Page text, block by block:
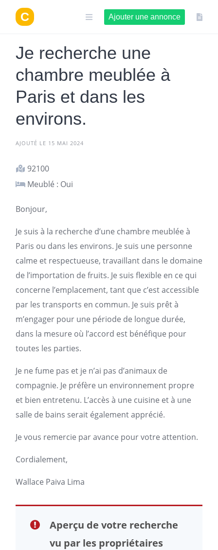
contenu
Ajouter une annonce
Je recherche une
chambre meublée à
Paris et dans les
environs.
AJOUTÉ LE 15 MAI 2024
92100
Meublé : Oui
Bonjour,
Je suis à la recherche d’une chambre meublée à
Paris ou dans les environs. Je suis une personne
calme et respectueuse, travaillant dans le domaine
de l’importation de fruits. Je suis flexible en ce qui
concerne l’emplacement, tant que c’est accessible
par les transports en commun. Je suis prêt à
m’engager pour une période de longue durée,
dans la mesure où l’accord est bénéfique pour
toutes les parties.
Je ne fume pas et je n’ai pas d’animaux de
compagnie. Je préfère un environnement propre
et bien entretenu. L’accès à une cuisine et à une
salle de bains serait également apprécié.
Je vous remercie par avance pour votre attention.
Cordialement,
Wallace Paiva Lima
Aperçu de votre recherche
vu par les propriétaires